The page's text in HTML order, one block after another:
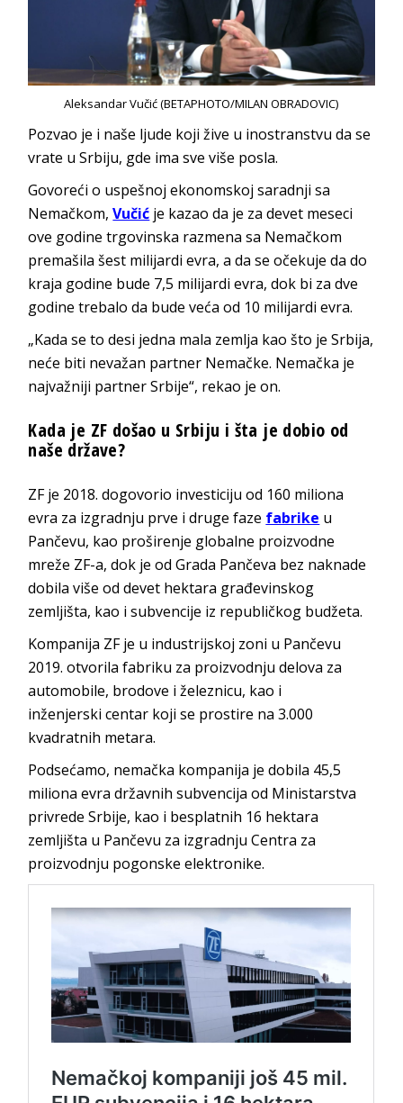
Aleksandar Vučić (BETAPHOTO/MILAN OBRADOVIC)
Pozvao je i naše ljude koji žive u inostranstvu da se
vrate u Srbiju, gde ima sve više posla.
Govoreći o uspešnoj ekonomskoj saradnji sa
Nemačkom,Vučić je kazao da je za devet meseci
ove godine trgovinska razmena sa Nemačkom
premašila šest milijardi evra, a da se očekuje da do
kraja godine bude 7,5 milijardi evra, dok bi za dve
godine trebalo da bude veća od 10 milijardi evra.
„Kada se to desi jedna mala zemlja kao što je Srbija,
neće biti nevažan partner Nemačke. Nemačka je
najvažniji partner Srbije“, rekao je on.
Kada je ZF došao u Srbiju i šta je dobio od
naše države?
ZF je 2018. dogovorio investiciju od 160 miliona
evra za izgradnju prve i druge faze fabrike u
Pančevu, kao proširenje globalne proizvodne
mreže ZF-a, dok je od Grada Pančeva bez naknade
dobila više od devet hektara građevinskog
zemljišta, kao i subvencije iz republičkog budžeta.
Kompanija ZF je u industrijskoj zoni u Pančevu
2019. otvorila fabriku za proizvodnju delova za
automobile, brodove i železnicu, kao i
inženjerski centar koji se prostire na 3.000
kvadratnih metara.
Podsećamo, nemačka kompanija je dobila 45,5
miliona evra državnih subvencija od Ministarstva
privrede Srbije, kao i besplatnih 16 hektara
zemljišta u Pančevu za izgradnju Centra za
proizvodnju pogonske elektronike.